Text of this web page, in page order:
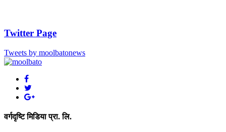
Twitter Page
Tweets by moolbatonews
वर्गदृष्टि मिडिया प्रा. लि.